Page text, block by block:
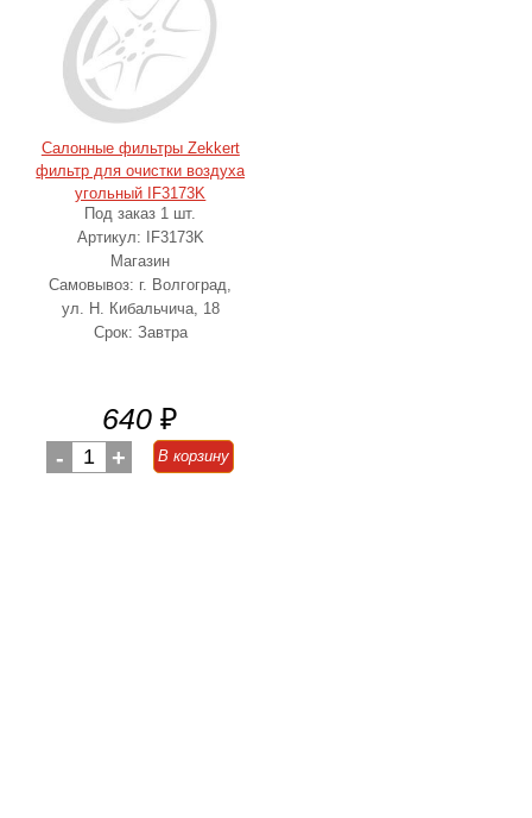
Салонные фильтры Zekkert
фильтр для очистки воздуха
угольный IF3173K
Под заказ 1 шт.
Артикул: IF3173K
Магазин
Самовывоз: г. Волгоград,
ул. Н. Кибальчича, 18
Срок: Завтра
640 ₽
- 1 + В корзину